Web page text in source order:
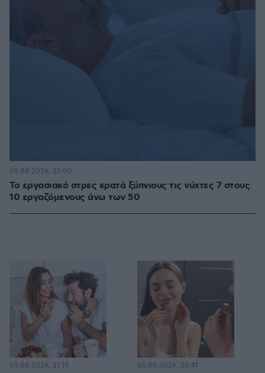
Το εργασιακό στρες κρατά ξύπνιους τις νύχτες 7 στους
10 εργαζόμενους άνω των 50
05.08.2026, 22:00
05.08.2026, 21:19 05.08.2026, 20:41